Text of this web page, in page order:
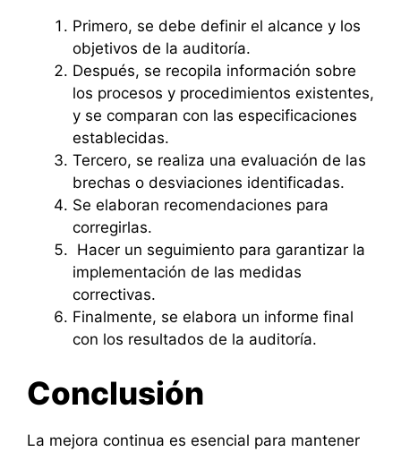
Primero, se debe definir el alcance y los
objetivos de la auditoría.
Después, se recopila información sobre
los procesos y procedimientos existentes,
y se comparan con las especificaciones
establecidas.
Tercero, se realiza una evaluación de las
brechas o desviaciones identificadas.
Se elaboran recomendaciones para
corregirlas.
Hacer un seguimiento para garantizar la
implementación de las medidas
correctivas.
Finalmente, se elabora un informe final
con los resultados de la auditoría.
Conclusión
La mejora continua es esencial para mantener